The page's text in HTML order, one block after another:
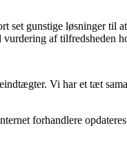
set gunstige løsninger til
af tilfredsheden
Vi har et tæt
forhandlere